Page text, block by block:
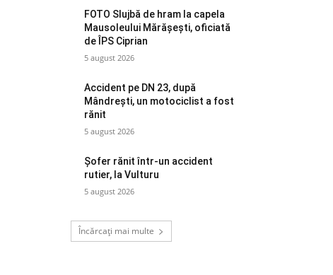
FOTO Slujbă de hram la capela
Mausoleului Mărășești, oficiată
de ÎPS Ciprian
5 august 2026
Accident pe DN 23, după
Mândrești, un motociclist a fost
rănit
5 august 2026
Șofer rănit într-un accident
rutier, la Vulturu
5 august 2026
Încărcați mai multe